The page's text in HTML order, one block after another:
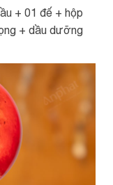
+ 01 đế + hộp
+ dầu dưỡng